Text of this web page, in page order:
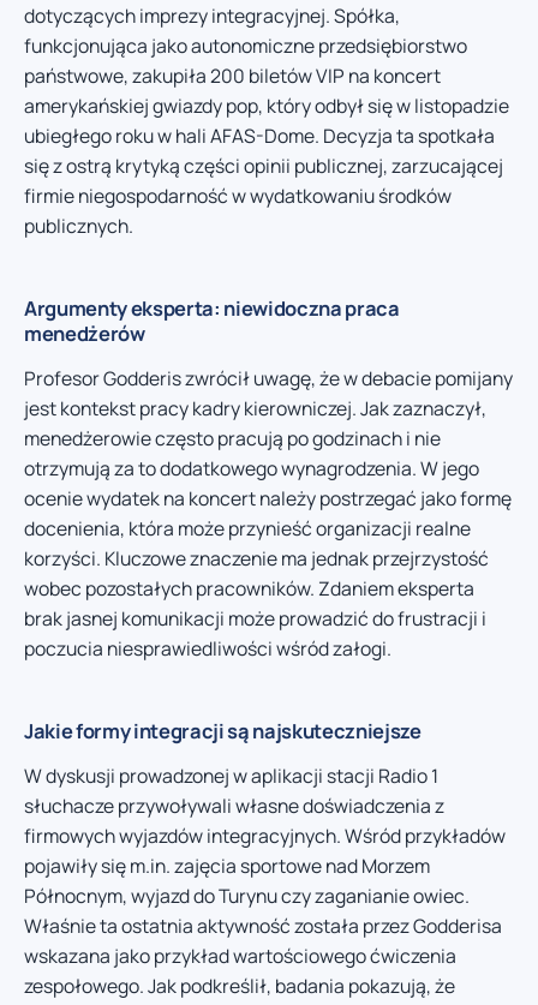
dotyczących imprezy integracyjnej. Spółka,
funkcjonująca jako autonomiczne przedsiębiorstwo
państwowe, zakupiła 200 biletów VIP na koncert
amerykańskiej gwiazdy pop, który odbył się w listopadzie
ubiegłego roku w hali AFAS-Dome. Decyzja ta spotkała
się z ostrą krytyką części opinii publicznej, zarzucającej
firmie niegospodarność w wydatkowaniu środków
publicznych.
Argumenty eksperta: niewidoczna praca
menedżerów
Profesor Godderis zwrócił uwagę, że w debacie pomijany
jest kontekst pracy kadry kierowniczej. Jak zaznaczył,
menedżerowie często pracują po godzinach i nie
otrzymują za to dodatkowego wynagrodzenia. W jego
ocenie wydatek na koncert należy postrzegać jako formę
docenienia, która może przynieść organizacji realne
korzyści. Kluczowe znaczenie ma jednak przejrzystość
wobec pozostałych pracowników. Zdaniem eksperta
brak jasnej komunikacji może prowadzić do frustracji i
poczucia niesprawiedliwości wśród załogi.
Jakie formy integracji są najskuteczniejsze
W dyskusji prowadzonej w aplikacji stacji Radio 1
słuchacze przywoływali własne doświadczenia z
firmowych wyjazdów integracyjnych. Wśród przykładów
pojawiły się m.in. zajęcia sportowe nad Morzem
Północnym, wyjazd do Turynu czy zaganianie owiec.
Właśnie ta ostatnia aktywność została przez Godderisa
wskazana jako przykład wartościowego ćwiczenia
zespołowego. Jak podkreślił, badania pokazują, że